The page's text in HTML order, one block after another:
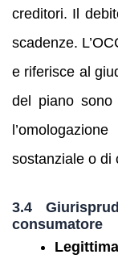
creditori. Il
scadenze.
e riferisce al
del piano
sostanziale o di
3.4
consumatore